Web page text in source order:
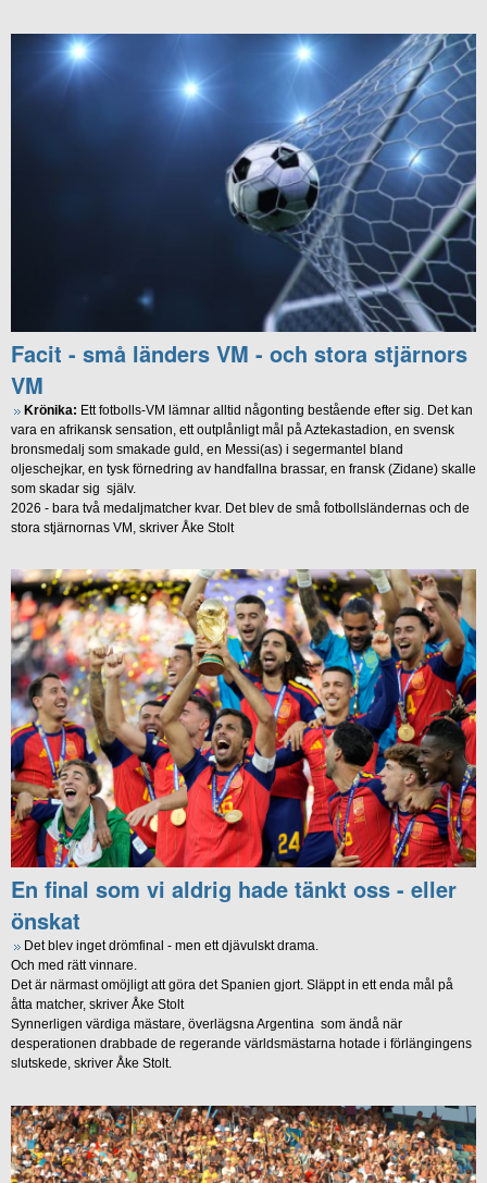
Facit - små länders VM - och stora stjärnors
VM
Krönika: Ett fotbolls-VM lämnar alltid någonting bestående efter sig. Det kan
vara en afrikansk sensation, ett outplånligt mål på Aztekastadion, en svensk
bronsmedalj som smakade guld, en Messi(as) i segermantel bland
oljeschejkar, en tysk förnedring av handfallna brassar, en fransk (Zidane) skalle
som skadar sig själv.
2026 - bara två medaljmatcher kvar. Det blev de små fotbollsländernas och de
stora stjärnornas VM, skriver Åke Stolt
En final som vi aldrig hade tänkt oss - eller
önskat
Det blev inget drömfinal - men ett djävulskt drama.
Och med rätt vinnare.
Det är närmast omöjligt att göra det Spanien gjort. Släppt in ett enda mål på
åtta matcher, skriver Åke Stolt
Synnerligen värdiga mästare, överlägsna Argentina som ändå när
desperationen drabbade de regerande världsmästarna hotade i förlängingens
slutskede, skriver Åke Stolt.